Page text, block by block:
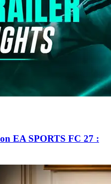
EA SPORTS FC 27 :